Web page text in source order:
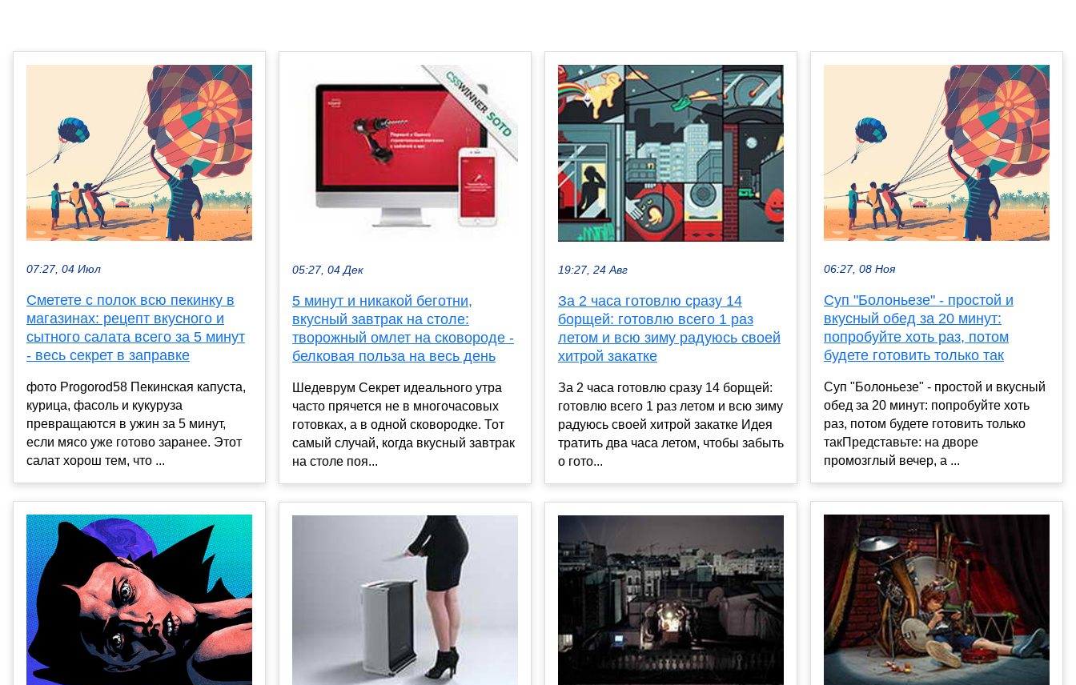
07:27, 04 Июл
Сметете с полок всю пекинку в
магазинах: рецепт вкусного и
сытного салата всего за 5 минут
- весь секрет в заправке
фото Progorod58 Пекинская капуста,
курица, фасоль и кукуруза
превращаются в ужин за 5 минут,
если мясо уже готово заранее. Этот
салат хорош тем, что ...
05:27, 04 Дек
5 минут и никакой беготни,
вкусный завтрак на столе:
творожный омлет на сковороде -
белковая польза на весь день
Шедеврум Секрет идеального утра
часто прячется не в многочасовых
готовках, а в одной сковородке. Тот
самый случай, когда вкусный завтрак
на столе поя...
19:27, 24 Авг
За 2 часа готовлю сразу 14
борщей: готовлю всего 1 раз
летом и всю зиму радуюсь своей
хитрой закатке
За 2 часа готовлю сразу 14 борщей:
готовлю всего 1 раз летом и всю зиму
радуюсь своей хитрой закатке Идея
тратить два часа летом, чтобы забыть
о гото...
06:27, 08 Ноя
Суп "Болоньезе" - простой и
вкусный обед за 20 минут:
попробуйте хоть раз, потом
будете готовить только так
Суп "Болоньезе" - простой и вкусный
обед за 20 минут: попробуйте хоть
раз, потом будете готовить только
такПредставьте: на дворе
промозглый вечер, а ...